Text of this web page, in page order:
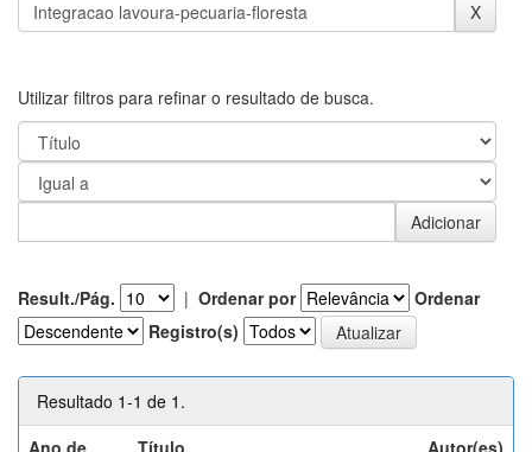
Utilizar filtros para refinar o resultado de busca.
Result./Pág. | Ordenar por
Ordenar
Registro(s)
Resultado 1-1 de 1.
Ano de
Título Autor(es)